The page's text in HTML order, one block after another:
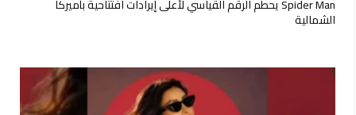
Spider Man يحطم الرقم القياسي لأعلى إيرادات افتتاحية بأميركا
الشمالية